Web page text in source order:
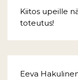
Kiitos upeille
toteutus!
Eeva